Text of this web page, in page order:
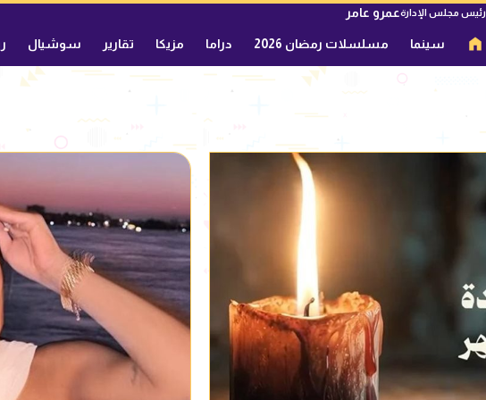
رئيس مجلس الإدارةعمرو عامر
سينما مسلسلات رمضان 2026 دراما مزيكا تقارير سوشيال